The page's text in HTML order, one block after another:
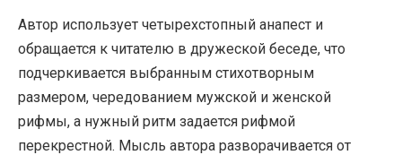
Автор использует четырехстопный анапест и
обращается к читателю в дружеской беседе, что
подчеркивается выбранным стихотворным
размером, чередованием мужской и женской
рифмы, а нужный ритм задается рифмой
перекрестной. Мысль автора разворачивается от